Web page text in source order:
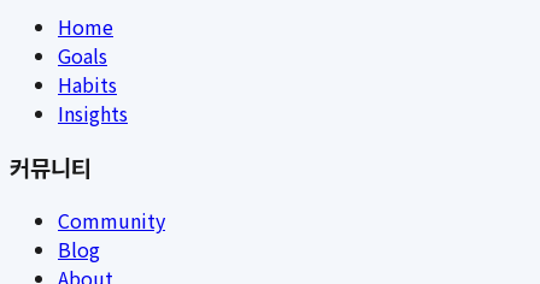
Home
Goals
Habits
Insights
커뮤니티
Community
Blog
About